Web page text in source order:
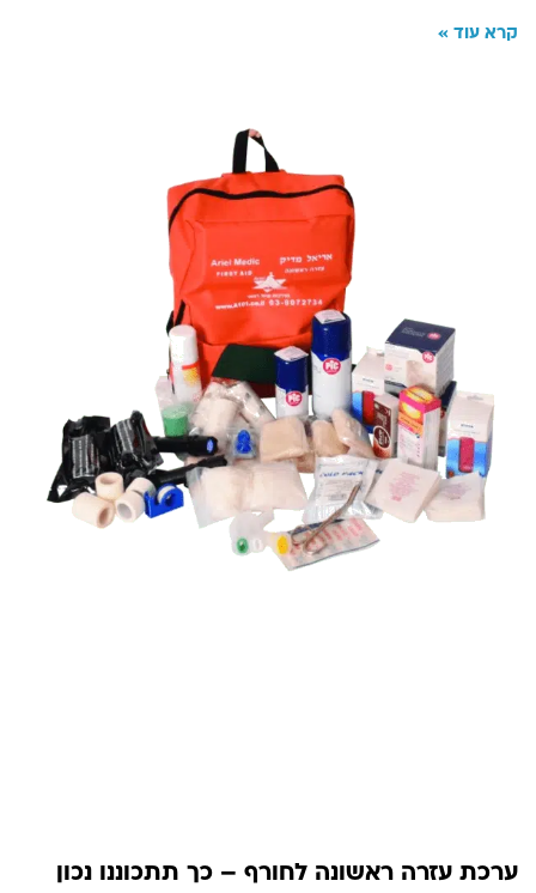
קרא עוד »
ערכת עזרה ראשונה לחורף – כך תתכוננו נכון